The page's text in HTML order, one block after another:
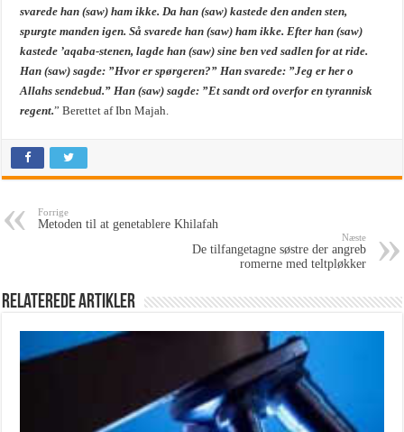
svarede han (saw) ham ikke. Da han (saw) kastede den anden sten,
spurgte manden igen. Så svarede han (saw) ham ikke. Efter han (saw)
kastede ’aqaba-stenen, lagde han (saw) sine ben ved sadlen for at ride.
Han (saw) sagde: ”Hvor er spørgeren?” Han svarede: ”Jeg er her o
Allahs sendebud.” Han (saw) sagde: ”Et sandt ord overfor en tyrannisk
regent.” Berettet af Ibn Majah.
Forrige
Metoden til at genetablere Khilafah
Næste
De tilfangetagne søstre der angreb
romerne med teltpløkker
Relaterede Artikler